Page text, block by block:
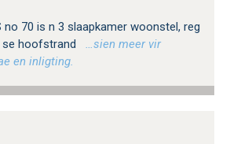
no 70 is n 3 slaapkamer woonstel, reg
se hoofstrand
…sien meer vir
en inligting.